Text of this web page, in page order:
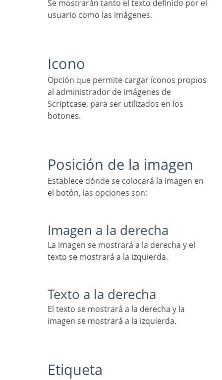
Se mostrarán tanto el texto definido por el
usuario como las imágenes.
Icono
Opción que permite cargar íconos propios
al administrador de imágenes de
Scriptcase, para ser utilizados en los
botones.
Posición de la imagen
Establece dónde se colocará la imagen en
el botón, las opciones son:
Imagen a la derecha
La imagen se mostrará a la derecha y el
texto se mostrará a la izquierda.
Texto a la derecha
El texto se mostrará a la derecha y la
imagen se mostrará a la izquierda.
Etiqueta